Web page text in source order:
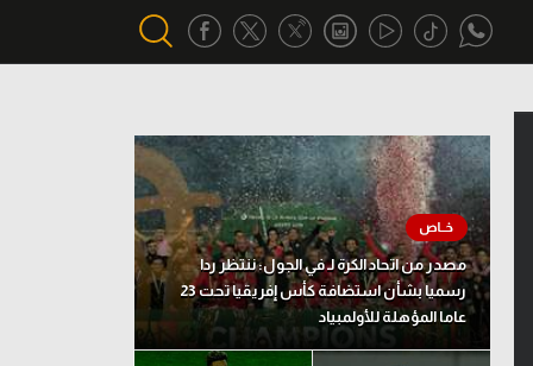
أقسام خاصة
Gamers
ميركاتو
تحقيق في الجول
تقرير في الجول
مصدر من اتحاد الكرة لـ في الجول: ننتظر ردا
رسميا بشأن استضافة كأس إفريقيا تحت 23
عاما المؤهلة للأولمبياد